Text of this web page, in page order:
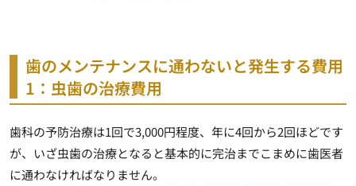
歯のメンテナンスに通わないと発生する費用
1：虫歯の治療費用
歯科の予防治療は1回で3,000円程度、年に4回から2回ほどです
が、いざ虫歯の治療となると基本的に完治までこまめに歯医者
に通わなければなりません。